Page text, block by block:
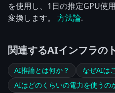
を使用し、1日の推定GPU使
変換します。 方法論.
関連するAIインフラの
AI推論とは何か？
なぜAIは
AIはどのくらいの電力を使うの